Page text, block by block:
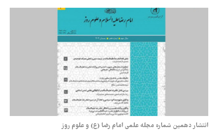
انتشار دهمین شماره مجله علمی امام رضا (ع) و علوم روز